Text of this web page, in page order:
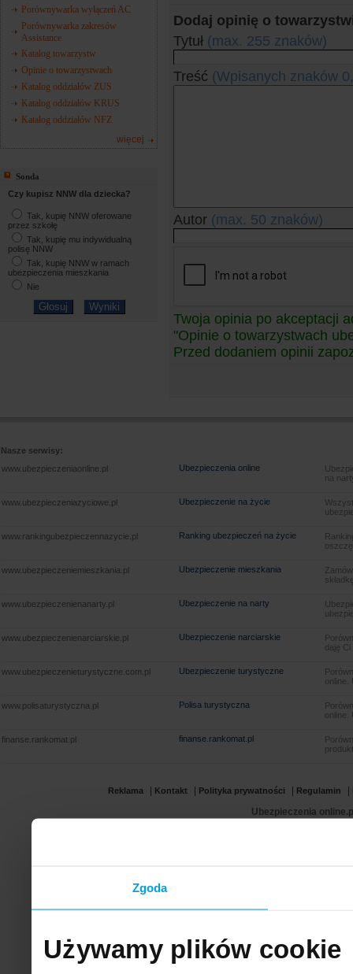
Zgoda
Używamy plików cookie
Porównywarka wyłączeń AC
Porównywarka zakresów
Assistance
Katalog towarzystw
Opinie o towarzystwach
Katalog oddziałów ZUS
Katalog oddziałów KRUS
Katalog oddziałów NFZ
więcej
Sonda
Czy kupisz NNW dla dziecka?
Tak, kupię NNW oferowane
przez szkołę
Tak, kupię mu indywidualną
polisę NNW
Tak, kupię NNW w ramach
ubezpieczenia mieszkania
Nie
Dodaj opinię o
Tytuł (max. 255 znaków)
Treść (Wpisanych znaków
Autor (max. 50 znaków)
Twoja opinia po akceptacji
"Opinie o towarzystwach
Przed dodaniem opinii
Nasze serwisy:
www.ubezpieczeniaonline.pl
Ubezpieczenia online
na
www.ubezpieczeniazyciowe.pl Ubezpieczenie na życie
www.rankingubezpieczennazycie.pl Ranking ubezpieczeń na życie
www.ubezpieczeniemieszkania.pl Ubezpieczenie mieszkania
www.ubezpieczenienanarty.pl Ubezpieczenie na narty
www.ubezpieczenienarciarskie.pl Ubezpieczenie narciarskie
daję
www.ubezpieczenieturystyczne.com.pl Ubezpieczenie turystyczne
www.polisaturystyczna.pl Polisa turystyczna
finanse.rankomat.pl finanse.rankomat.pl
Reklama Kontakt Polityka prywatności Regulamin
Ubezpieczenia